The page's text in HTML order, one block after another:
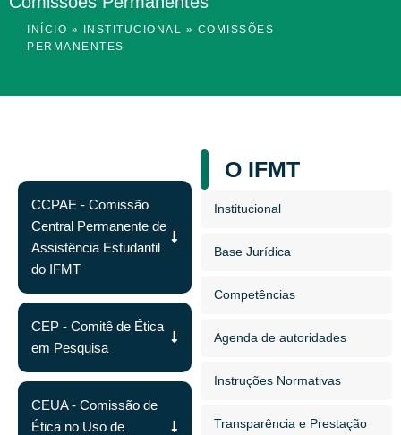
INÍCIO » INSTITUCIONAL » COMISSÕES
PERMANENTES
CCPAE - Comissão
Central Permanente de
Assistência Estudantil
do IFMT
CEP - Comitê de Ética
em Pesquisa
CEUA - Comissão de
Ética no Uso de
O IFMT
Institucional
Base Jurídica
Competências
Agenda de autoridades
Instruções Normativas
Transparência e Prestação